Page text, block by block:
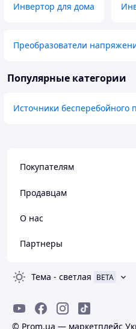
Инвертор для дома
Преобразователи
Популярные категории
Источники бесперебойного
Покупателям
Продавцам
О нас
Партнеры
Тема - светлая BETA
© Prom.ua — маркетплейс